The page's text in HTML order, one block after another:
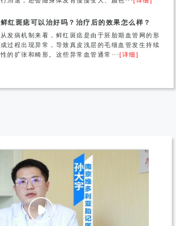
鲜红斑痣可以治好吗？治疗后的效果怎么样？
从发病机制来看，鲜红斑痣是由于胚胎期血管网的形
成过程出现异常，导致真皮浅层的毛细血管发生持续
性的扩张和畸形。这些异常血管通常···[详细]